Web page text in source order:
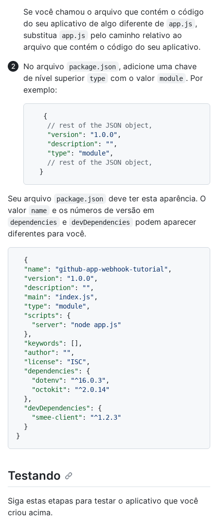
Se você chamou o arquivo que contém o código
do seu aplicativo de algo diferente de
app.js ,
substitua
app.js
pelo caminho relativo ao
arquivo que contém o código do seu aplicativo.
No arquivo
package.json , adicione uma chave
de nível superior
type com o valor module . Por
exemplo:
{
// rest of the JSON object,
"version" : "1.0.0" ,
"description" : "" ,
"type" : "module" ,
// rest of the JSON object,
}
Seu arquivo package.json
deve ter esta aparência. O
valor
name e os números de versão em
dependencies e devDependencies
podem aparecer
diferentes para você.
{
"name" : "github-app-webhook-tutorial" ,
"version" : "1.0.0" ,
"description" : "" ,
"main" : "index.js" ,
"type" : "module" ,
"scripts" :
{
"server" :
"node app.js"
} ,
"keywords" : [ ] ,
"author" : "" ,
"license" : "ISC" ,
"dependencies" :
{
"dotenv" : "^16.0.3" ,
"octokit" :
"^2.0.14"
} ,
"devDependencies" :
{
"smee-client" :
"^1.2.3"
}
}
Testando
Siga estas etapas para testar o aplicativo que você
criou acima.